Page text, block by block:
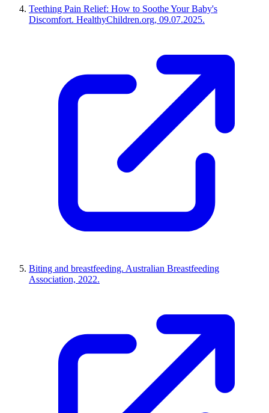
Teething Pain Relief: How to Soothe Your Baby's
Discomfort. HealthyChildren.org, 09.07.2025.
Biting and breastfeeding. Australian Breastfeeding
Association, 2022.